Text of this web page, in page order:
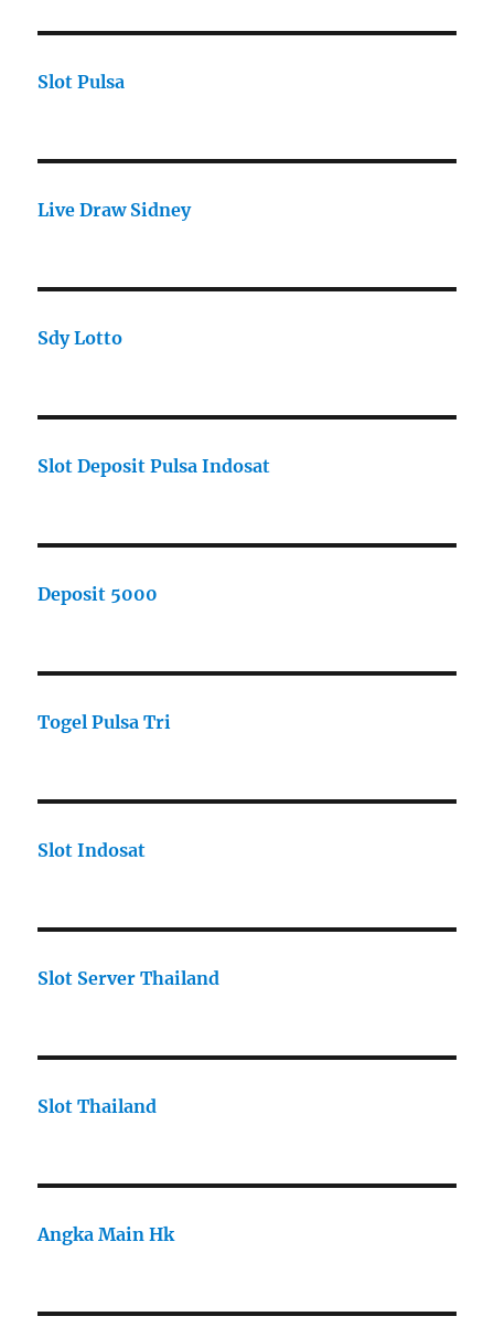
Slot Pulsa
Live Draw Sidney
Sdy Lotto
Slot Deposit Pulsa Indosat
Deposit 5000
Togel Pulsa Tri
Slot Indosat
Slot Server Thailand
Slot Thailand
Angka Main Hk